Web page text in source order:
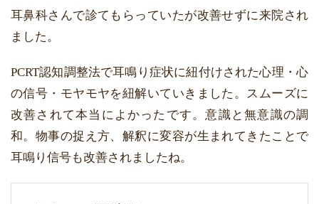
耳鼻科さんで診てもらっていたが改善せずに来院され
ました。
PCRT認知調整法で耳鳴り症状に紐付けされた心理・心
の信号・モヤモヤを紐解いていきました。スムーズに
改善されて本当によかったです。意識と無意識の調
和。物事の捉え方、解釈に変容が生まれてきたことで
耳鳴り信号も改善されましたね。